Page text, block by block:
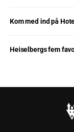
Kom med ind på
Heiselbergs fem